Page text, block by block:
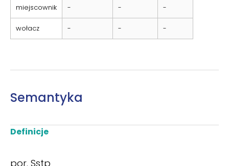
miejscownik - - -
wołacz - - -
Semantyka
Definicje
por. Sstp